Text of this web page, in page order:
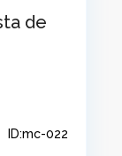
de
ID:mc-022